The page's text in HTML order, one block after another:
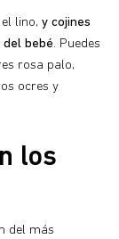
lino, y cojines
del bebé. Puedes
rosa palo,
ocres y
los
del más